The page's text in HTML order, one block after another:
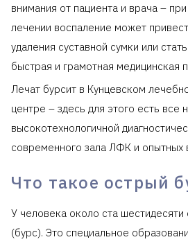
внимания от пациента и врача –
лечении воспаление может
удаления суставной сумки или
быстрая и грамотная медицинская
Лечат бурсит в Кунцевском
центре – здесь для этого есть все
высокотехнологичной
современного зала ЛФК и опытных
Что такое острый
У человека около ста шестидесяти
(бурс). Это специальное